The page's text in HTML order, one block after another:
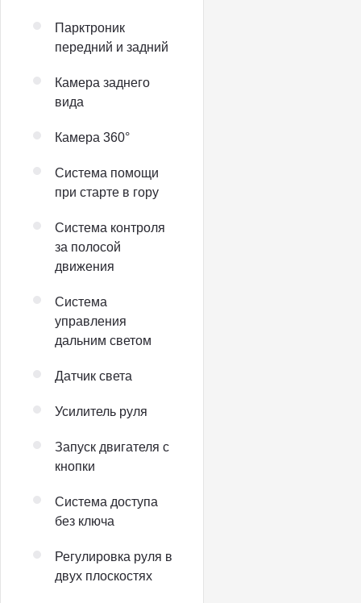
Парктроник
передний и задний
Камера заднего
вида
Камера 360°
Система помощи
при старте в гору
Система контроля
за полосой
движения
Система
управления
дальним светом
Датчик света
Усилитель руля
Запуск двигателя с
кнопки
Система доступа
без ключа
Регулировка руля в
двух плоскостях